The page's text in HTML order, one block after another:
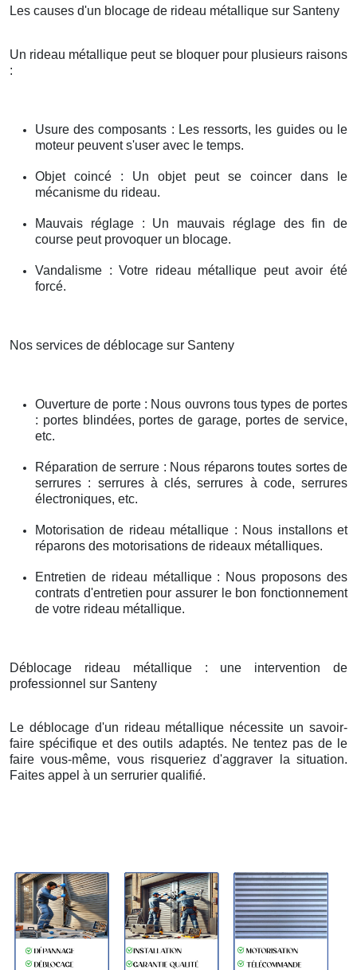
Les causes d'un blocage de rideau métallique sur Santeny
Un rideau métallique peut se bloquer pour plusieurs raisons
:
Usure des composants : Les ressorts, les guides ou le
moteur peuvent s'user avec le temps.
Objet coincé : Un objet peut se coincer dans le
mécanisme du rideau.
Mauvais réglage : Un mauvais réglage des fin de
course peut provoquer un blocage.
Vandalisme : Votre rideau métallique peut avoir été
forcé.
Nos services de déblocage sur Santeny
Ouverture de porte : Nous ouvrons tous types de portes
: portes blindées, portes de garage, portes de service,
etc.
Réparation de serrure : Nous réparons toutes sortes de
serrures : serrures à clés, serrures à code, serrures
électroniques, etc.
Motorisation de rideau métallique : Nous installons et
réparons des motorisations de rideaux métalliques.
Entretien de rideau métallique : Nous proposons des
contrats d'entretien pour assurer le bon fonctionnement
de votre rideau métallique.
Déblocage rideau métallique : une intervention de
professionnel sur Santeny
Le déblocage d'un rideau métallique nécessite un savoir-
faire spécifique et des outils adaptés. Ne tentez pas de le
faire vous-même, vous risqueriez d'aggraver la situation.
Faites appel à un serrurier qualifié.